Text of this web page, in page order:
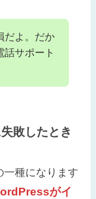
だよ。だか
話サポート
敗したとき
一種になります
がイ